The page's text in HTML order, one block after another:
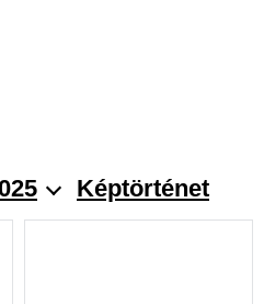
Képtörténet